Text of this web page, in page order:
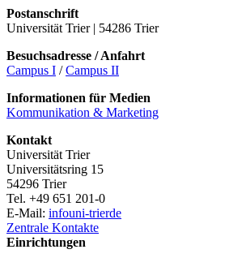
Postanschrift
Universität Trier | 54286 Trier
Besuchsadresse / Anfahrt
Campus I /Campus II
Informationen für Medien
Kommunikation & Marketing
Kontakt
Universität Trier
Universitätsring 15
54296 Trier
Tel. +49 651 201-0
E-Mail: infouni-trierde
Zentrale Kontakte
Einrichtungen